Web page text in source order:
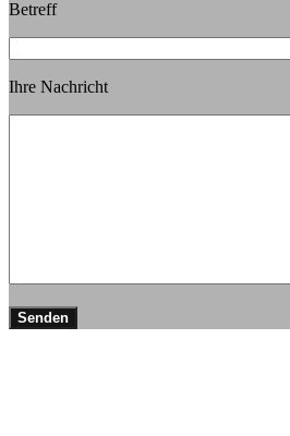
Betreff
Ihre Nachricht